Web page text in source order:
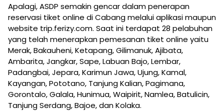
Apalagi, ASDP semakin gencar dalam penerapan
reservasi tiket online di Cabang melalui aplikasi maupun
website trip.ferizy.com. Saat ini terdapat 28 pelabuhan
yang telah menerapkan pemesanan tiket online yaitu
Merak, Bakauheni, Ketapang, Gilimanuk, Ajibata,
Ambarita, Jangkar, Sape, Labuan Bajo, Lembar,
Padangbai, Jepara, Karimun Jawa, Ujung, Kamal,
Kayangan, Pototano, Tanjung Kalian, Pagimana,
Gorontalo, Galala, Hunimua, Waipirit, Namlea, Batulicin,
Tanjung Serdang, Bajoe, dan Kolaka.